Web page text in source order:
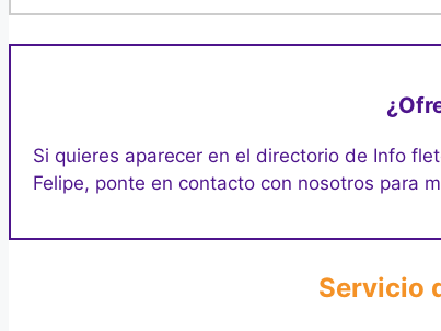
Si quieres aparecer en el directorio de Info
Felipe, ponte en contacto con nosotros para
Servicio